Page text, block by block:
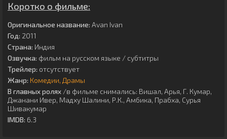
Коротко о фильме:
Оригинальное название: Avan Ivan
Год: 2011
Страна: Индия
Озвучка: фильм на русском языке / субтитры
Трейлер: отсутствует
Жанр: Комедии Драмы
В главных ролях /в фильме снимались: Вишал, Арья, Г. Кумар,
Джанани Ивер, Мадху Шалини, Р.К., Амбика, Прабха, Сурья
Шивакумар
IMDB: 6.3